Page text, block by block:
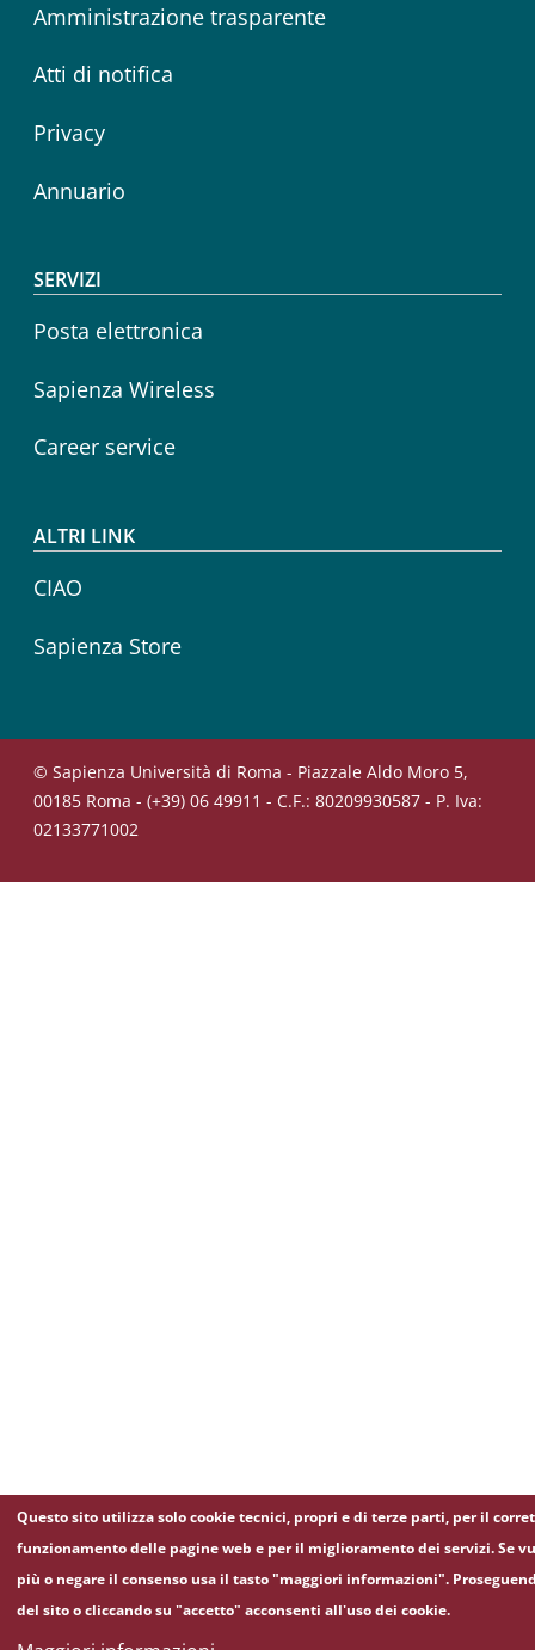
Amministrazione trasparente
Atti di notifica
Privacy
Annuario
SERVIZI
Posta elettronica
Sapienza Wireless
Career service
ALTRI LINK
CIAO
Sapienza Store
© Sapienza Università di Roma - Piazzale Aldo Moro 5,
00185 Roma - (+39) 06 49911 - C.F.: 80209930587 - P. Iva:
02133771002
Questo sito utilizza solo cookie tecnici, propri e di terze parti, per il
funzionamento delle pagine web e per il miglioramento dei servizi. Se
più o negare il consenso usa il tasto "maggiori informazioni".
del sito o cliccando su "accetto" acconsenti all'uso dei cookie.